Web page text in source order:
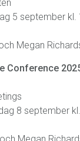
5 september kl.
Megan
Conference
8 september